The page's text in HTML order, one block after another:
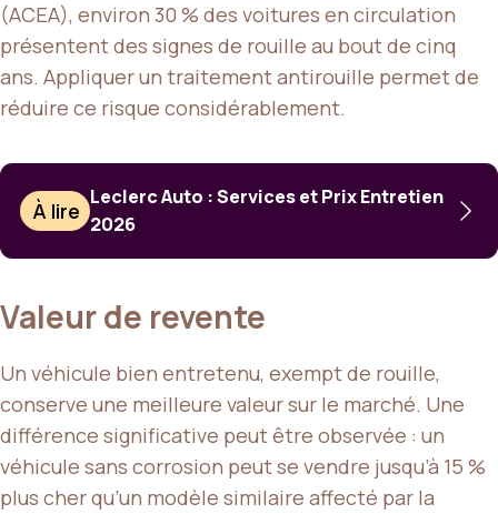
(ACEA), environ 30 % des voitures en circulation
présentent des signes de rouille au bout de cinq
ans. Appliquer un traitement antirouille permet de
réduire ce risque considérablement.
À lire
Leclerc Auto : Services et Prix Entretien
2026
Valeur de revente
Un véhicule bien entretenu, exempt de rouille,
conserve une meilleure valeur sur le marché. Une
différence significative peut être observée : un
véhicule sans corrosion peut se vendre jusqu’à 15 %
plus cher qu’un modèle similaire affecté par la